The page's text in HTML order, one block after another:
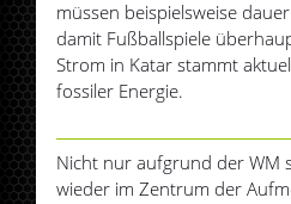
müssen beispielsweise
damit Fußballspiele
Strom in Katar stammt
fossiler Energie.
Nicht nur aufgrund der WM
wieder im Zentrum der